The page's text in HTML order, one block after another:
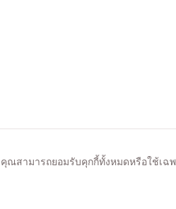
ณสามารถยอมรับคุกกี้ทั้งหมดหรือใช้เฉ